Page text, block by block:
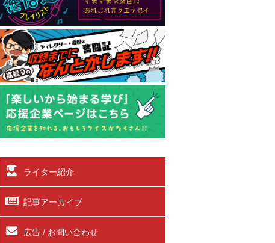
ライター紹介
記事アーカイブ
広告 / お問い合わせ